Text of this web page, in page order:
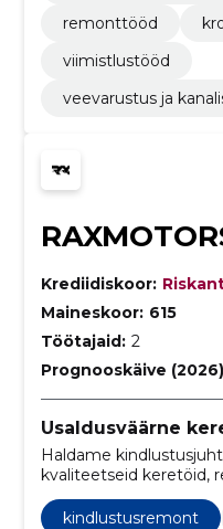
remonttööd
viimistlustööd
veevarustus ja
Krediidiskoor:
Maineskoor: 615
Töötajaid: 2
Prognooskäive
Usaldusväärne
Haldame
kvaliteetseid keretöid,
asendussõiduki, et
kindlustusremont